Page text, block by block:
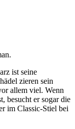
ist seine
zieren sein
allem viel. Wenn
besucht er sogar die
im Classic-Stiel bei